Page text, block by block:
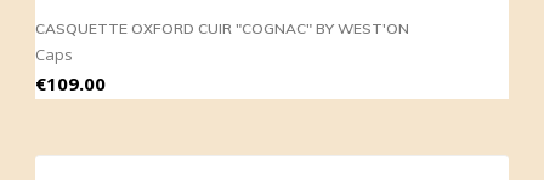
CASQUETTE OXFORD CUIR "COGNAC" BY WEST'ON
Caps
Price
€109.00